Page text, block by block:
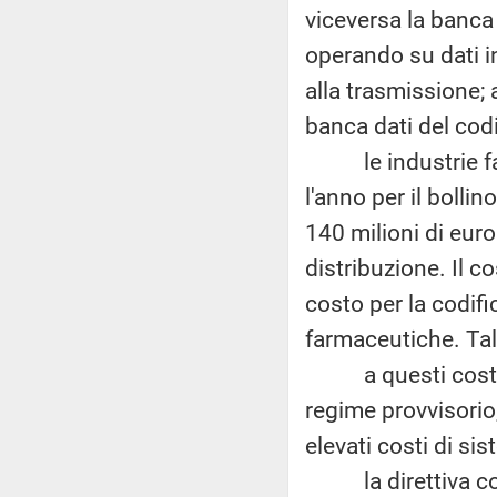
viceversa la
operando su dati
alla trasmissione;
banca dati del
le industrie
l'anno per il
140 milioni di
distribuzione. Il
costo per la
farmaceutiche.
a questi costi
regime
elevati costi di
la direttiva